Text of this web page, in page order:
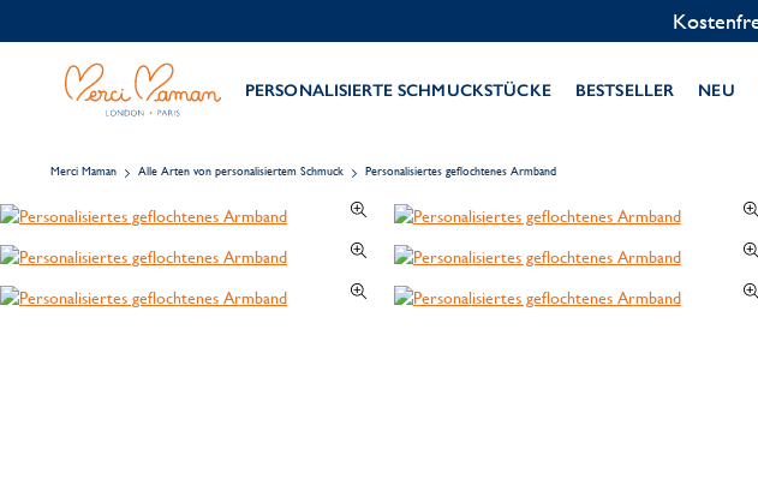
PERSONALISIERTE SCHMUCKSTÜCKE BESTSELLER NEU
Merci Maman Alle Arten von personalisiertem Schmuck Personalisiertes geflochtenes Armband